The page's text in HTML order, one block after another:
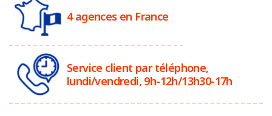
4 agences en France
Service client par téléphone,
lundi/vendredi, 9h-12h/13h30-17h